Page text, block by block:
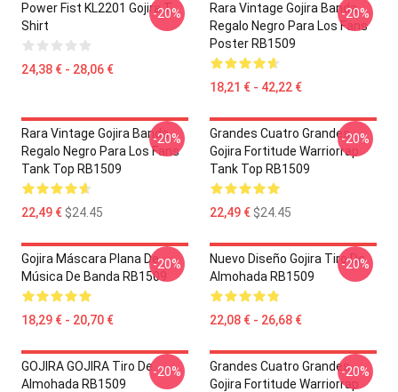
Power Fist KL2201 Gojira T-
Shirt
24,38 € - 28,06 €
-20%
Rara Vintage Gojira Banda
Regalo Negro Para Los Fans
Poster RB1509
18,21 € - 42,22 €
-20%
Rara Vintage Gojira Banda
Regalo Negro Para Los Fans
Tank Top RB1509
22,49 €$24.45
-20%
Grandes Cuatro Grandes
Gojira Fortitude Warriorrap
Tank Top RB1509
22,49 €$24.45
-20%
Gojira Máscara Plana De
Música De Banda RB1509
18,29 € - 20,70 €
-20%
Nuevo Diseño Gojira Tiro De
Almohada RB1509
22,08 € - 26,68 €
-20%
GOJIRA GOJIRA Tiro De
Almohada RB1509
-20%
Grandes Cuatro Grandes
Gojira Fortitude Warriorrap
-20%